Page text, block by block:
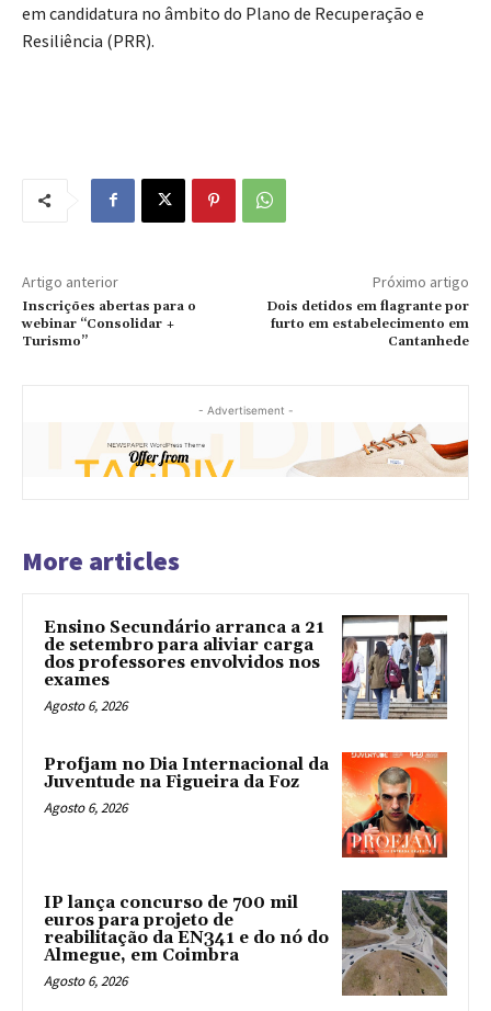
em candidatura no âmbito do Plano de Recuperação e
Resiliência (PRR).
Artigo anterior
Inscrições abertas para o
webinar “Consolidar +
Turismo”
Próximo artigo
Dois detidos em flagrante por
furto em estabelecimento em
Cantanhede
- Advertisement -
More articles
Ensino Secundário arranca a 21
de setembro para aliviar carga
dos professores envolvidos nos
exames
Agosto 6, 2026
Profjam no Dia Internacional da
Juventude na Figueira da Foz
Agosto 6, 2026
IP lança concurso de 700 mil
euros para projeto de
reabilitação da EN341 e do nó do
Almegue, em Coimbra
Agosto 6, 2026